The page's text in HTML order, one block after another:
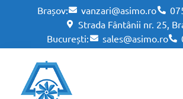
Brașov: vanzari@asimo.ro
Strada Fântânii nr. 25,
București:
sales@asimo.ro